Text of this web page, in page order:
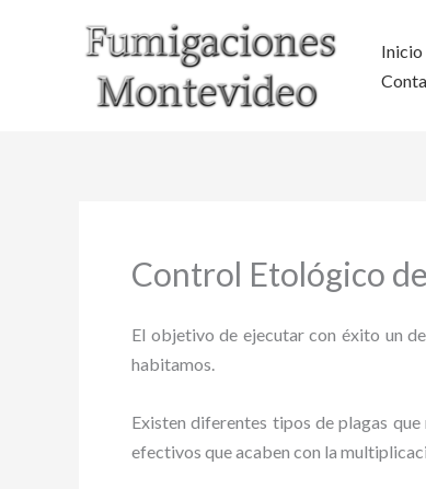
Inicio
Control Etológico
El objetivo de ejecutar con éxito un
habitamos.
Existen diferentes tipos de plagas
efectivos que acaben con la